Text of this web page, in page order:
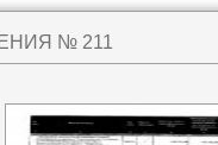
№ 211